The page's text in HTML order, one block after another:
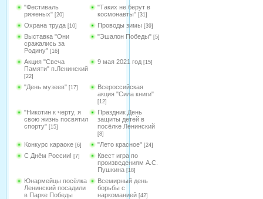
"Фестиваль
ряженых" [20]
"Таких не берут в
космонавты" [31]
Охрана труда [10] Проводы зимы [39]
Выставка "Они
сражались за
Родину" [16]
"Эшалон Победы" [5]
Акция "Свеча
Памяти" п.Ленинский
[22]
9 мая 2021 год [15]
"День музеев" [17]
Всероссийская
акция "Сила книги"
[12]
"Никотин к черту, я
свою жизнь посвятил
спорту" [15]
Праздник День
защиты детей в
посёлке Ленинский
[8]
Конкурс караоке [6] "Лето красное" [24]
С Днём России! [7]
Квест игра по
произведениям А.С.
Пушкина [18]
Юнармейцы посёлка
Ленинский посадили
в Парке Победы
Всемирный день
борьбы с
наркоманией [42]